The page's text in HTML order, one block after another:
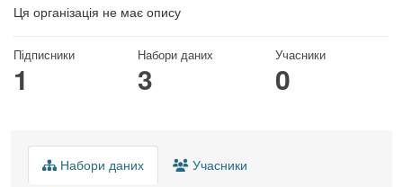
Ця організація не має опису
Підписники
1
Набори даних
3
Учасники
0
Набори даних Учасники